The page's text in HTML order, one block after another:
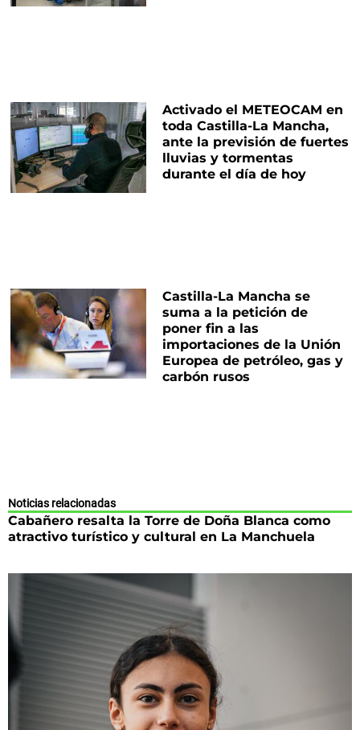
Activado el METEOCAM en
toda Castilla-La Mancha,
ante la previsión de fuertes
lluvias y tormentas
durante el día de hoy
Castilla-La Mancha se
suma a la petición de
poner fin a las
importaciones de la Unión
Europea de petróleo, gas y
carbón rusos
Noticias relacionadas
Cabañero resalta la Torre de Doña Blanca como
atractivo turístico y cultural en La Manchuela